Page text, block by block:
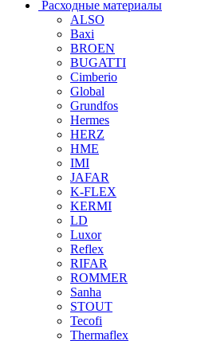
Расходные материалы
ALSO
Baxi
BROEN
BUGATTI
Cimberio
Global
Grundfos
Hermes
HERZ
HME
IMI
JAFAR
K-FLEX
KERMI
LD
Luxor
Reflex
RIFAR
ROMMER
Sanha
STOUT
Tecofi
Thermaflex